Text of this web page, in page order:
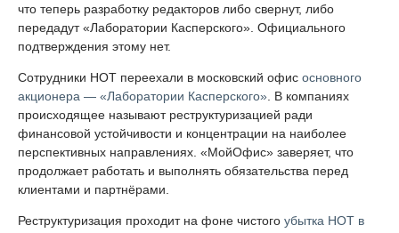
что теперь разработку редакторов либо свернут, либо
передадут «Лаборатории Касперского». Официального
подтверждения этому нет.
Сотрудники НОТ переехали в московский офис основного
акционера — «Лаборатории Касперского» . В компаниях
происходящее называют реструктуризацией ради
финансовой устойчивости и концентрации на наиболее
перспективных направлениях. «МойОфис» заверяет, что
продолжает работать и выполнять обязательства перед
клиентами и партнёрами.
Реструктуризация проходит на фоне чистого убытка НОТ в